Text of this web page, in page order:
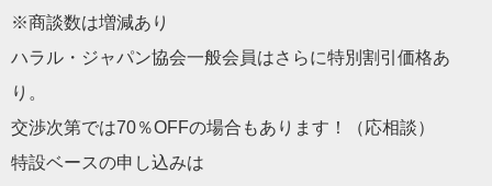
※商談数は増減あり
ハラル・ジャパン協会一般会員はさらに特別割引価格あ
り。
交渉次第では70％OFFの場合もあります！（応相談）
特設ベースの申し込みは